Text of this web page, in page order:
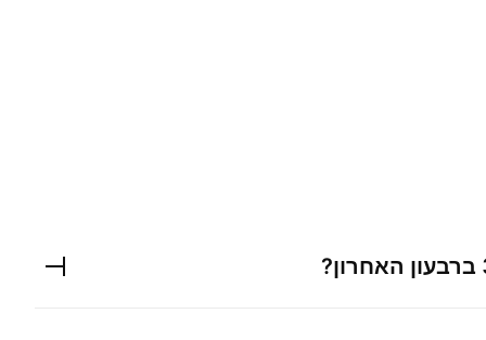
ברבעון האחרון?